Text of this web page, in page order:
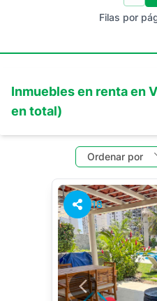
Filas por
Inmuebles en rentaen
en total)
Ordenar por
18